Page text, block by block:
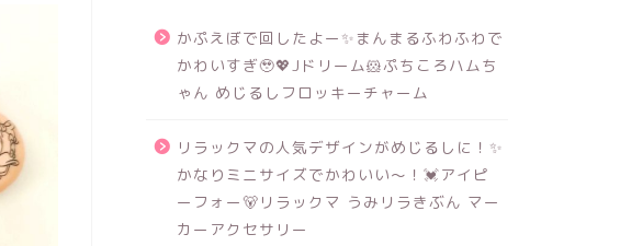
かぷえぼで回したよー✨まんまるふわふわで
かわいすぎ🥹💖Jドリーム🐹ぷちころハムち
ゃん めじるしフロッキーチャーム
リラックマの人気デザインがめじるしに！✨
かなりミニサイズでかわいい～！💓アイピ
ーフォー🐻リラックマ うみリラきぶん マー
カーアクセサリー